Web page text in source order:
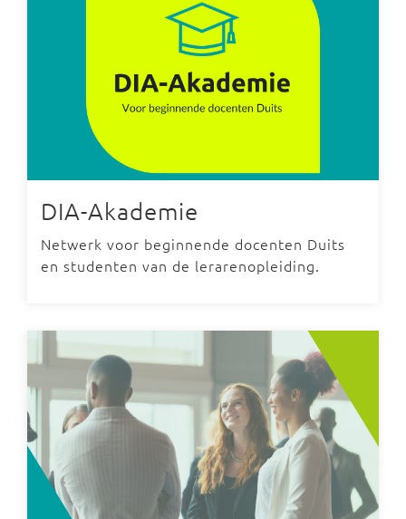
DIA-Akademie
Netwerk voor beginnende docenten Duits
en studenten van de lerarenopleiding.